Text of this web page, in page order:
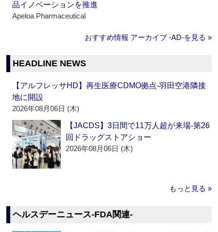
品イノベーションを推進
Apeloa Pharmaceutical
おすすめ情報 アーカイブ ‐AD‐を見る »
HEADLINE NEWS
【アルフレッサHD】再生医療CDMO拠点‐羽田空港隣接
地に開設
2026年08月06日 (木)
【JACDS】3日間で11万人超が来場‐第26
回ドラッグストアショー
2026年08月06日 (木)
もっと見る »
ヘルスデーニュース‐FDA関連‐